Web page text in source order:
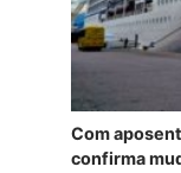
Com
confirma